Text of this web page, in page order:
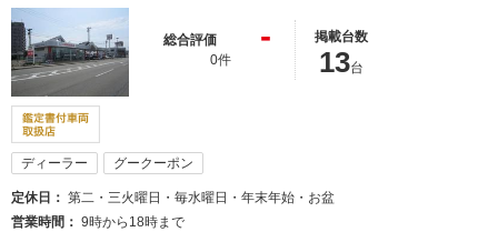
総合評価 -
0件
掲載台数
13台
ディーラー グークーポン
定休日
第二・三火曜日・毎水曜日・年末年始・お盆
営業時間
9時から18時まで